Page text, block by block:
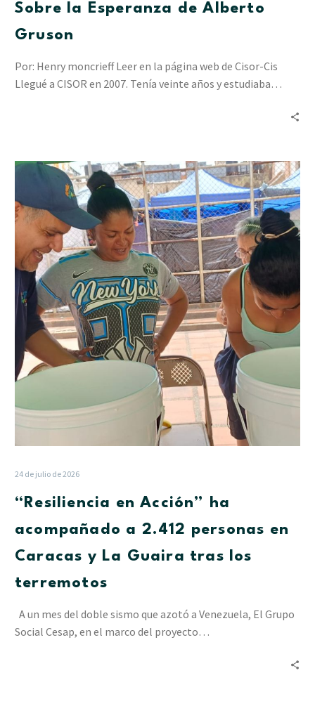
Sobre la Esperanza de Alberto
Gruson
Por: Henry moncrieff Leer en la página web de Cisor-Cis
Llegué a CISOR en 2007. Tenía veinte años y estudiaba…
“Resiliencia
en
Acción”
ha
acompañado
a
2.412
personas
en
Caracas
y
La
Guaira
tras
los
terremotos
24 de julio de 2026
“Resiliencia en Acción” ha
acompañado a 2.412 personas en
Caracas y La Guaira tras los
terremotos
A un mes del doble sismo que azotó a Venezuela, El Grupo
Social Cesap, en el marco del proyecto…